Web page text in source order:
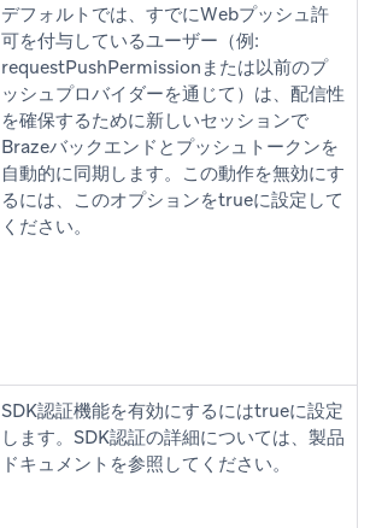
デフォルトでは、すでにWebプッシュ許
可を付与しているユーザー（例:
requestPushPermissionまたは以前のプ
ッシュプロバイダーを通じて）は、配信性
を確保するために新しいセッションで
Brazeバックエンドとプッシュトークンを
自動的に同期します。この動作を無効にす
るには、このオプションをtrueに設定して
ください。
SDK認証機能を有効にするにはtrueに設定
します。SDK認証の詳細については、製品
ドキュメントを参照してください。